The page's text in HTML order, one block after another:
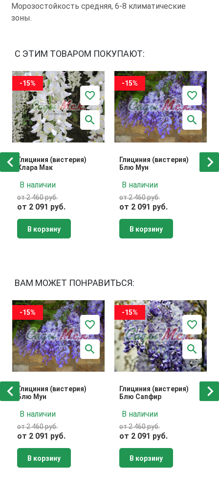
Морозостойкость средняя, 6-8 климатические
зоны.
С ЭТИМ ТОВАРОМ ПОКУПАЮТ:
-15%
Глициния (вистерия)
Клара Мак
В наличии
от 2 460 руб.
от 2 091 руб.
В корзину
-15%
Глициния (вистерия)
Блю Мун
В наличии
от 2 460 руб.
от 2 091 руб.
В корзину
ВАМ МОЖЕТ ПОНРАВИТЬСЯ:
-15%
Глициния (вистерия)
Блю Мун
В наличии
от 2 460 руб.
от 2 091 руб.
В корзину
-15%
Глициния (вистерия)
Блю Сапфир
В наличии
от 2 460 руб.
от 2 091 руб.
В корзину